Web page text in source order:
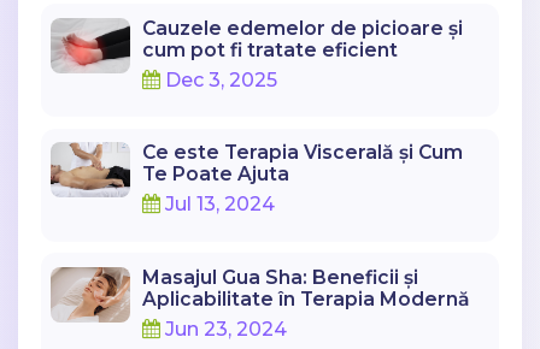
Cauzele edemelor de picioare și
cum pot fi tratate eficient
Dec 3, 2025
Ce este Terapia Viscerală și Cum
Te Poate Ajuta
Jul 13, 2024
Masajul Gua Sha: Beneficii și
Aplicabilitate în Terapia Modernă
Jun 23, 2024